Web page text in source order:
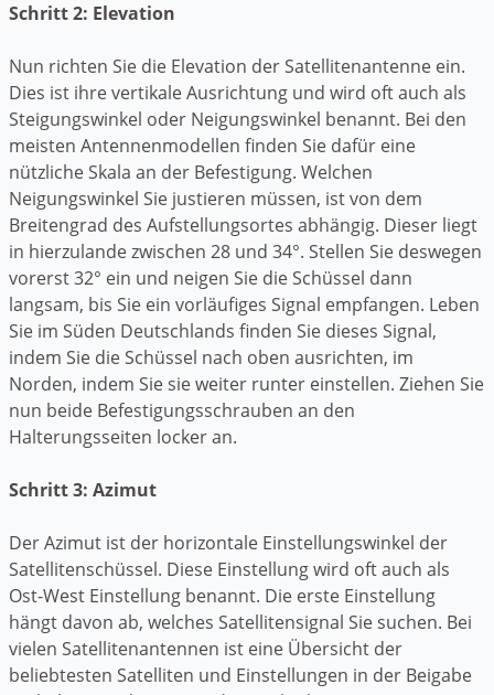
Schritt 2: Elevation
Nun richten Sie die Elevation der Satellitenantenne ein.
Dies ist ihre vertikale Ausrichtung und wird oft auch als
Steigungswinkel oder Neigungswinkel benannt. Bei den
meisten Antennenmodellen finden Sie dafür eine
nützliche Skala an der Befestigung. Welchen
Neigungswinkel Sie justieren müssen, ist von dem
Breitengrad des Aufstellungsortes abhängig. Dieser liegt
in hierzulande zwischen 28 und 34°. Stellen Sie deswegen
vorerst 32° ein und neigen Sie die Schüssel dann
langsam, bis Sie ein vorläufiges Signal empfangen. Leben
Sie im Süden Deutschlands finden Sie dieses Signal,
indem Sie die Schüssel nach oben ausrichten, im
Norden, indem Sie sie weiter runter einstellen. Ziehen Sie
nun beide Befestigungsschrauben an den
Halterungsseiten locker an.
Schritt 3: Azimut
Der Azimut ist der horizontale Einstellungswinkel der
Satellitenschüssel. Diese Einstellung wird oft auch als
Ost-West Einstellung benannt. Die erste Einstellung
hängt davon ab, welches Satellitensignal Sie suchen. Bei
vielen Satellitenantennen ist eine Übersicht der
beliebtesten Satelliten und Einstellungen in der Beigabe